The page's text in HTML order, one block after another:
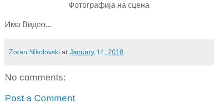
Фотографија на сцена
Има Видео...
Zoran Nikolovski at January 14, 2018
No comments:
Post a Comment